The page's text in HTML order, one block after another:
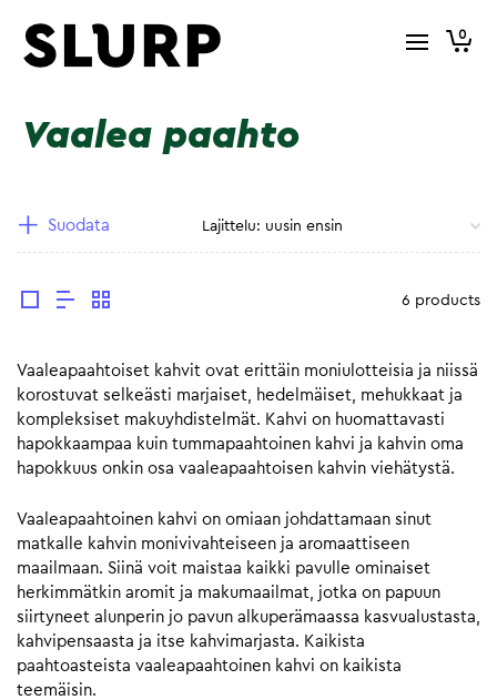
0
Vaalea paahto
Suodata
6 products
Vaaleapaahtoiset kahvit ovat erittäin moniulotteisia ja niissä
korostuvat selkeästi marjaiset, hedelmäiset, mehukkaat ja
kompleksiset makuyhdistelmät. Kahvi on huomattavasti
hapokkaampaa kuin tummapaahtoinen kahvi ja kahvin oma
hapokkuus onkin osa vaaleapaahtoisen kahvin viehätystä.
Vaaleapaahtoinen kahvi on omiaan johdattamaan sinut
matkalle kahvin monivivahteiseen ja aromaattiseen
maailmaan. Siinä voit maistaa kaikki pavulle ominaiset
herkimmätkin aromit ja makumaailmat, jotka on papuun
siirtyneet alunperin jo pavun alkuperämaassa kasvualustasta,
kahvipensaasta ja itse kahvimarjasta. Kaikista
paahtoasteista vaaleapaahtoinen kahvi on kaikista
teemäisin.